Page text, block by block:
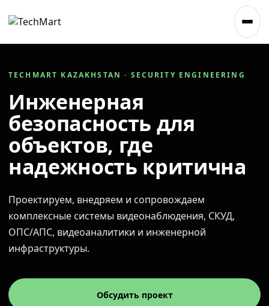
TECHMART KAZAKHSTAN · SECURITY ENGINEERING
Инженерная
безопасность для
объектов, где
надежность критична
Проектируем, внедряем и сопровождаем
комплексные системы видеонаблюдения, СКУД,
ОПС/АПС, видеоаналитики и инженерной
инфраструктуры.
Обсудить проект